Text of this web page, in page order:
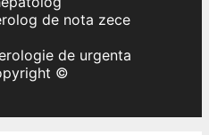
de nota zece
de urgenta
©